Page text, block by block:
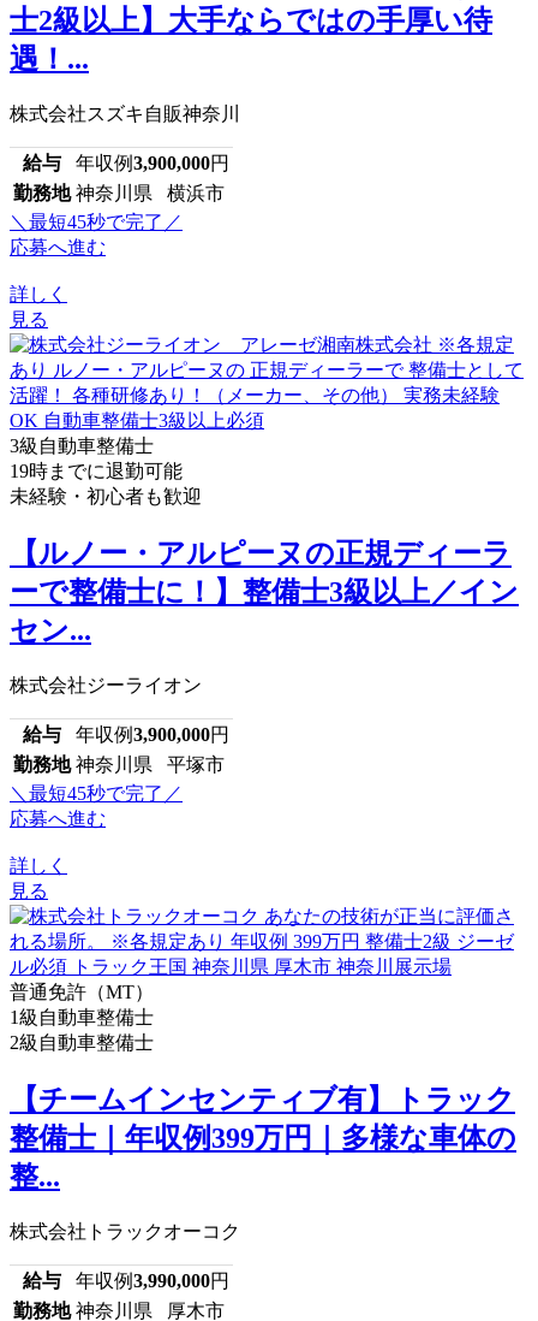
士2級以上】大手ならではの手厚い待
遇！...
株式会社スズキ自販神奈川
給与 年収例3,900,000円
勤務地 神奈川県 横浜市
＼最短45秒で完了／
応募へ進む
詳しく
見る
3級自動車整備士
19時までに退勤可能
未経験・初心者も歓迎
【ルノー・アルピーヌの正規ディーラ
ーで整備士に！】整備士3級以上／イン
セン...
株式会社ジーライオン
給与 年収例3,900,000円
勤務地 神奈川県 平塚市
＼最短45秒で完了／
応募へ進む
詳しく
見る
普通免許（MT）
1級自動車整備士
2級自動車整備士
【チームインセンティブ有】トラック
整備士｜年収例399万円｜多様な車体の
整...
株式会社トラックオーコク
給与 年収例3,990,000円
勤務地 神奈川県 厚木市